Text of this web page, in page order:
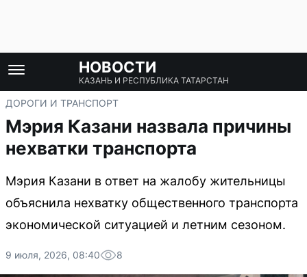
НОВОСТИ
КАЗАНЬ И РЕСПУБЛИКА ТАТАРСТАН
ДОРОГИ И ТРАНСПОРТ
Мэрия Казани назвала причины
нехватки транспорта
Мэрия Казани в ответ на жалобу жительницы
объяснила нехватку общественного транспорта
экономической ситуацией и летним сезоном.
9 июля, 2026, 08:40 8